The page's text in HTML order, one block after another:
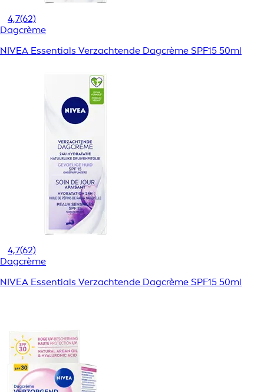
4,7(62)
Dagcrème
NIVEA Essentials Verzachtende Dagcrème SPF15 50ml
4,7(62)
Dagcrème
NIVEA Essentials Verzachtende Dagcrème SPF15 50ml